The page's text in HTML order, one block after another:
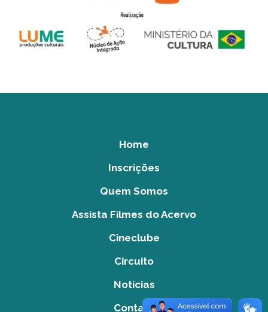
Home
Inscrições
Quem Somos
Assista Filmes do Acervo
Cineclube
Circuito
Notícias
Contato